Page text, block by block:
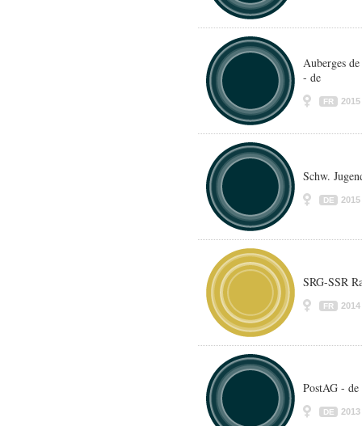
Auberges de
- de
FR 2015
Schw.
DE 2015
SRG-SSR
FR 2014
PostAG - de
DE 2013